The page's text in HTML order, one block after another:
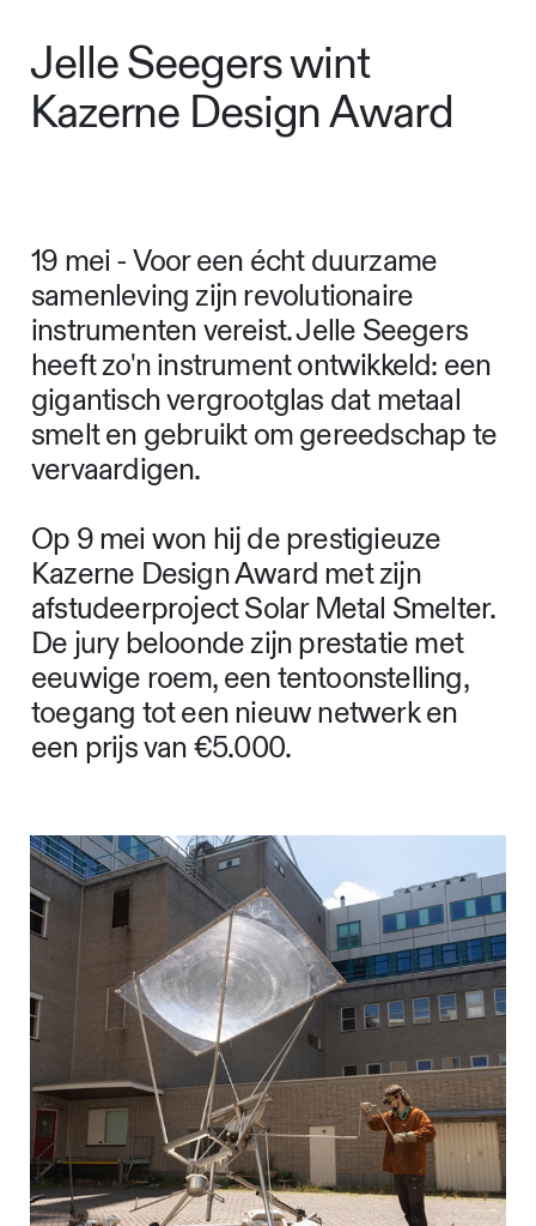
Jelle Seegers wint
Kazerne Design Award
19 mei - Voor een écht duurzame
samenleving zijn revolutionaire
instrumenten vereist. Jelle Seegers
heeft zo'n instrument ontwikkeld: een
gigantisch vergrootglas dat metaal
smelt en gebruikt om gereedschap te
vervaardigen.
Op 9 mei won hij de prestigieuze
Kazerne Design Award met zijn
afstudeerproject Solar Metal Smelter.
De jury beloonde zijn prestatie met
eeuwige roem, een tentoonstelling,
toegang tot een nieuw netwerk en
een prijs van €5.000.